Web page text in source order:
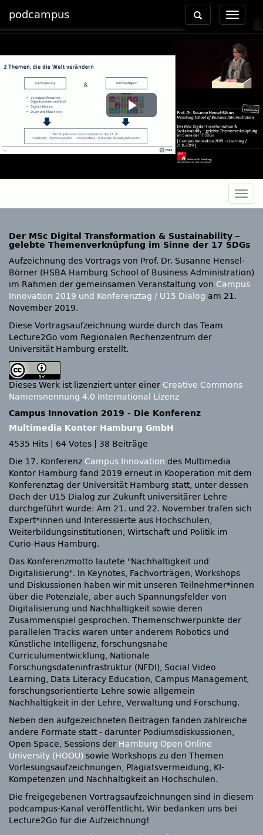
podcampus
Toggle
Toggle
navigation
Play
Video
Der MSc Digital Transformation & Sustainability –
gelebte Themenverknüpfung im Sinne der 17 SDGs
Aufzeichnung des Vortrags von Prof. Dr. Susanne Hensel-
Börner (HSBA Hamburg School of Business Administration)
im Rahmen der gemeinsamen Veranstaltung von Campus
Innovation 2019 und Konferenztag / U15 Dialog am 21.
November 2019.
Diese Vortragsaufzeichnung wurde durch das Team
Lecture2Go vom Regionalen Rechenzentrum der
Universität Hamburg erstellt.
Dieses Werk ist lizenziert unter einer Creative Commons
Namensnennung 4.0 International Lizenz
Campus Innovation 2019 - Die Konferenz
Multimedia Kontor Hamburg GmbH
4535 Hits
64 Votes
38 Beiträge
Die 17. Konferenz Campus Innovation des Multimedia
Kontor Hamburg fand 2019 erneut in Kooperation mit dem
Konferenztag der Universität Hamburg statt, unter dessen
Dach der U15 Dialog zur Zukunft universitärer Lehre
durchgeführt wurde: Am 21. und 22. November trafen sich
Expert*innen und Interessierte aus Hochschulen,
Weiterbildungsinstitutionen, Wirtschaft und Politik im
Curio-Haus Hamburg.
Das Konferenzmotto lautete
Nachhaltigkeit und
Digitalisierung . In Keynotes, Fachvorträgen, Workshops
und Diskussionen haben wir mit unseren Teilnehmer*innen
über die Potenziale, aber auch Spannungsfelder von
Digitalisierung und Nachhaltigkeit sowie deren
Zusammenspiel gesprochen. Themenschwerpunkte der
parallelen Tracks waren unter anderem Robotics und
Künstliche Intelligenz, forschungsnahe
Curriculumentwicklung, Nationale
Forschungsdateninfrastruktur (NFDI), Social Video
Learning, Data Literacy Education, Campus Management,
forschungsorientierte Lehre sowie allgemein
Nachhaltigkeit in der Lehre, Verwaltung und Forschung.
Neben den aufgezeichneten Beiträgen fanden zahlreiche
andere Formate statt - darunter Podiumsdiskussionen,
Open Space, Sessions der Hamburg Open Online
University (HOOU) sowie Workshops zu den Themen
Vorlesungsaufzeichnungen, Plagiatsvermeidung, KI-
Kompetenzen und Nachhaltigkeit an Hochschulen.
Die freigegebenen Vortragsaufzeichnungen sind in diesem
podcampus-Kanal veröffentlicht. Wir bedanken uns bei
Lecture2Go für die Aufzeichnung!